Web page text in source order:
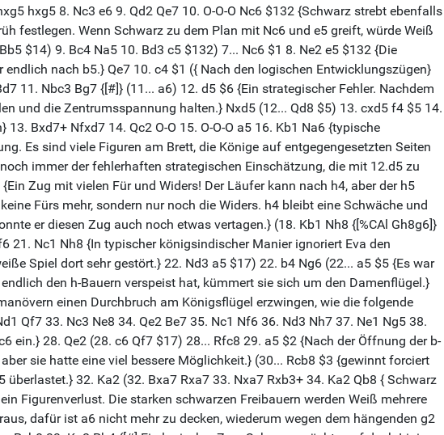
hxg5 8. Nc3 e6 9. Qd2 Qe7 10. O-O-O Nc6 $132 {Schwarz strebt ebenfalls
festlegen. Wenn Schwarz zu dem Plan mit Nc6 und e5 greift, würde Weiß
$14) 9. Bc4 Na5 10. Bd3 c5 $132) 7... Nc6 $1 8. Ne2 e5 $132 {Die
nach b5.} Qe7 10. c4 $1 ({ Nach den logischen Entwicklungszügen}
11. Nbc3 Bg7 {[#]} (11... a6) 12. d5 $6 {Ein strategischer Fehler. Nachdem
und die Zentrumsspannung halten.} Nxd5 (12... Qd8 $5) 13. cxd5 f4 $5 14.
Bxd7+ Nfxd7 14. Qc2 O-O 15. O-O-O a5 16. Kb1 Na6 {typische
Es sind viele Figuren am Brett, die Könige auf entgegengesetzten Seiten
immer der fehlerhaften strategischen Einschätzung, die mit 12.d5 zu
Zug mit vielen Für und Widers! Der Läufer kann nach h4, aber der h5
Fürs mehr, sondern nur noch die Widers. h4 bleibt eine Schwäche und
er diesen Zug auch noch etwas vertagen.} (18. Kb1 Nh8 {[%CAl Gh8g6]}
21. Nc1 Nh8 {In typischer königsindischer Manier ignoriert Eva den
Spiel dort sehr gestört.} 22. Nd3 a5 $17) 22. b4 Ng6 (22... a5 $5 {Es war
den h-Bauern verspeist hat, kümmert sie sich um den Damenflügel.}
einen Durchbruch am Königsflügel erzwingen, wie die folgende
Qf7 33. Nc3 Ne8 34. Qe2 Be7 35. Nc1 Nf6 36. Nd3 Nh7 37. Ne1 Ng5 38.
ein.} 28. Qe2 (28. c6 Qf7 $17) 28... Rfc8 29. a5 $2 {Nach der Öffnung der b-
sie hatte eine viel bessere Möglichkeit.} (30... Rcb8 $3 {gewinnt forciert
32. Ka2 (32. Bxa7 Rxa7 33. Nxa7 Rxb3+ 34. Ka2 Qb8 { Schwarz
Figurenverlust. Die starken schwarzen Freibauern werden Weiß mehrere
dafür ist a6 nicht mehr zu decken, wiederum wegen dem hängenden g2